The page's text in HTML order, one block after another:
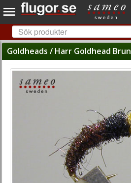
Goldheads / Harr Goldhead Brun